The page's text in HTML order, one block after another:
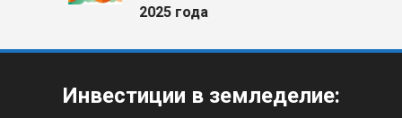
2025 года
Инвестиции в земледелие: